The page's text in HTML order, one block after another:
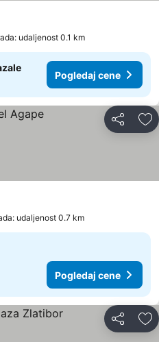
udaljenost 0.1 km
Pogledaj cene
Deli
udaljenost 0.7 km
Pogledaj cene
Deli